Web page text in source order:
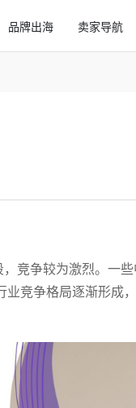
品牌出海 卖家导航
竞争较为激烈。一
竞争格局逐渐形成